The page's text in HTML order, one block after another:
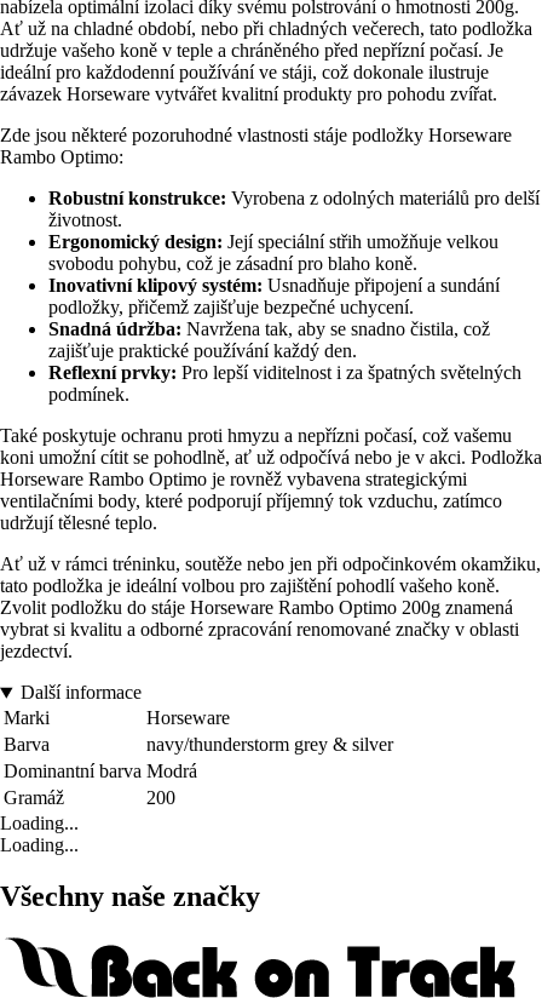
nabízela optimální izolaci díky svému polstrování o hmotnosti 200g.
Ať už na chladné období, nebo při chladných večerech, tato podložka
udržuje vašeho koně v teple a chráněného před nepřízní počasí. Je
ideální pro každodenní používání ve stáji, což dokonale ilustruje
závazek Horseware vytvářet kvalitní produkty pro pohodu zvířat.
Zde jsou některé pozoruhodné vlastnosti stáje podložky Horseware
Rambo Optimo:
Robustní konstrukce: Vyrobena z odolných materiálů pro delší
životnost.
Ergonomický design: Její speciální střih umožňuje velkou
svobodu pohybu, což je zásadní pro blaho koně.
Inovativní klipový systém: Usnadňuje připojení a sundání
podložky, přičemž zajišťuje bezpečné uchycení.
Snadná údržba: Navržena tak, aby se snadno čistila, což
zajišťuje praktické používání každý den.
Reflexní prvky: Pro lepší viditelnost i za špatných světelných
podmínek.
Také poskytuje ochranu proti hmyzu a nepřízni počasí, což vašemu
koni umožní cítit se pohodlně, ať už odpočívá nebo je v akci. Podložka
Horseware Rambo Optimo je rovněž vybavena strategickými
ventilačními body, které podporují příjemný tok vzduchu, zatímco
udržují tělesné teplo.
Ať už v rámci tréninku, soutěže nebo jen při odpočinkovém okamžiku,
tato podložka je ideální volbou pro zajištění pohodlí vašeho koně.
Zvolit podložku do stáje Horseware Rambo Optimo 200g znamená
vybrat si kvalitu a odborné zpracování renomované značky v oblasti
jezdectví.
Další informace
Marki
Horseware
Barva
navy/thunderstorm grey & silver
Dominantní barva Modrá
Gramáž
200
Loading...
Loading...
Všechny naše značky